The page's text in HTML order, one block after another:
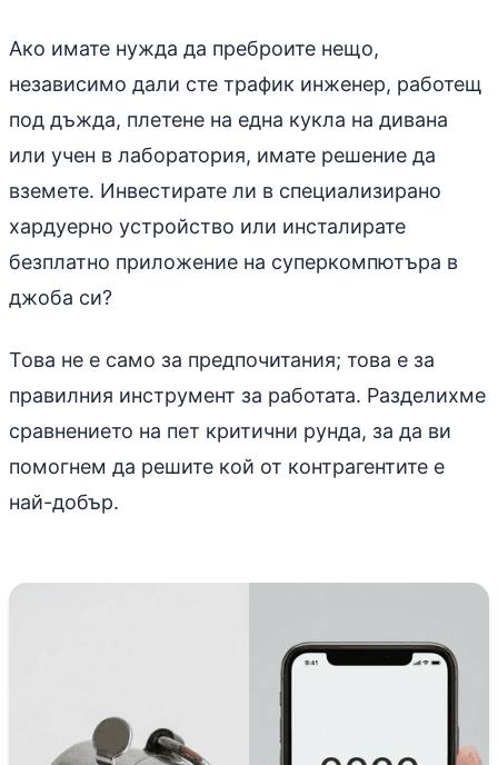
Ако имате нужда да преброите нещо,
независимо дали сте трафик инженер, работещ
под дъжда, плетене на една кукла на дивана
или учен в лаборатория, имате решение да
вземете. Инвестирате ли в специализирано
хардуерно устройство или инсталирате
безплатно приложение на суперкомпютъра в
джоба си?
Това не е само за предпочитания; това е за
правилния инструмент за работата. Разделихме
сравнението на пет критични рунда, за да ви
помогнем да решите кой от контрагентите е
най-добър.